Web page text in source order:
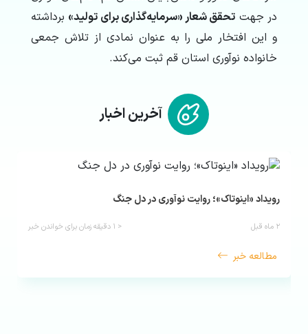
در جهت تحقق شعار «سرمایه‌گذاری برای تولید» برداشته
و این افتخار ملی را به عنوان نمادی از تلاش جمعی
خانواده نوآوری استان قم ثبت می‌کند.
آخرین اخبار
رویداد «اینوتاک»؛ روایت نوآوری در دل جنگ
۲ ماه قبل < ۱ دقیقه زمان برای خواندن خبر
مطالعه خبر